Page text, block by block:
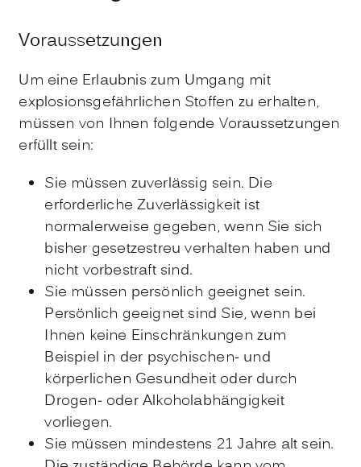
Voraussetzungen
Um eine Erlaubnis zum Umgang mit
explosionsgefährlichen Stoffen zu erhalten,
müssen von Ihnen folgende Voraussetzungen
erfüllt sein:
Sie müssen zuverlässig sein. Die
erforderliche Zuverlässigkeit ist
normalerweise gegeben, wenn Sie sich
bisher gesetzestreu verhalten haben und
nicht vorbestraft sind.
Sie müssen persönlich geeignet sein.
Persönlich geeignet sind Sie, wenn bei
Ihnen keine Einschränkungen zum
Beispiel in der psychischen- und
körperlichen Gesundheit oder durch
Drogen- oder Alkoholabhängigkeit
vorliegen.
Sie müssen mindestens 21 Jahre alt sein.